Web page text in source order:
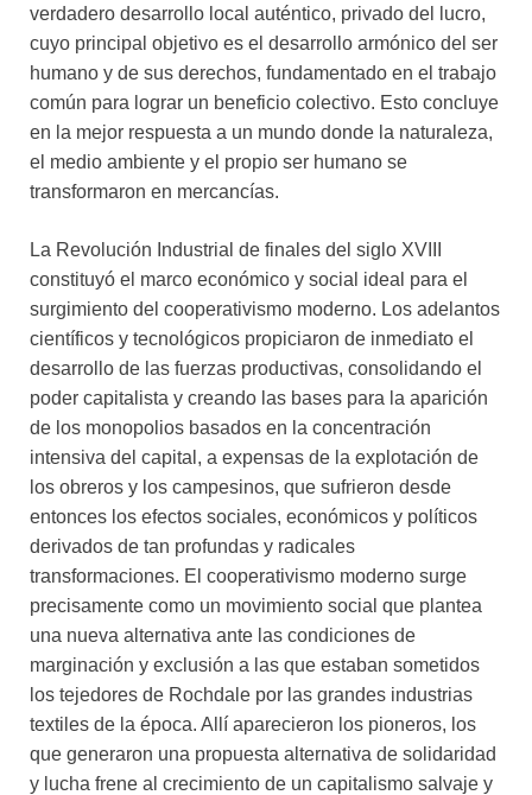
verdadero desarrollo local auténtico, privado del lucro,
cuyo principal objetivo es el desarrollo armónico del ser
humano y de sus derechos, fundamentado en el trabajo
común para lograr un beneficio colectivo. Esto concluye
en la mejor respuesta a un mundo donde la naturaleza,
el medio ambiente y el propio ser humano se
transformaron en mercancías.
La Revolución Industrial de finales del siglo XVIII
constituyó el marco económico y social ideal para el
surgimiento del cooperativismo moderno. Los adelantos
científicos y tecnológicos propiciaron de inmediato el
desarrollo de las fuerzas productivas, consolidando el
poder capitalista y creando las bases para la aparición
de los monopolios basados en la concentración
intensiva del capital, a expensas de la explotación de
los obreros y los campesinos, que sufrieron desde
entonces los efectos sociales, económicos y políticos
derivados de tan profundas y radicales
transformaciones. El cooperativismo moderno surge
precisamente como un movimiento social que plantea
una nueva alternativa ante las condiciones de
marginación y exclusión a las que estaban sometidos
los tejedores de Rochdale por las grandes industrias
textiles de la época. Allí aparecieron los pioneros, los
que generaron una propuesta alternativa de solidaridad
y lucha frene al crecimiento de un capitalismo salvaje y